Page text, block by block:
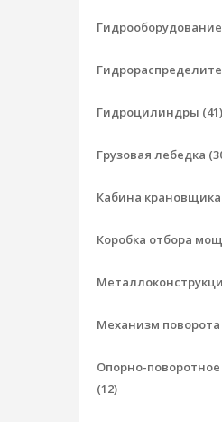
Гидроцилиндры (41)
Грузовая лебедка
Кабина крановщика
Коробка отбора
Механизм поворота
Опорно-поворотное
(12)